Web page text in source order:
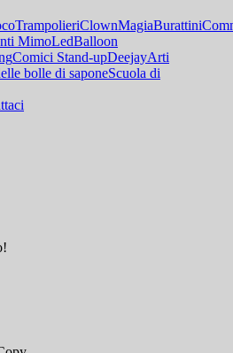
TrampolieriClownMagiaBurattini
MimoLedBalloon
Comici Stand-upDeejayArti
bolle di saponeScuola di